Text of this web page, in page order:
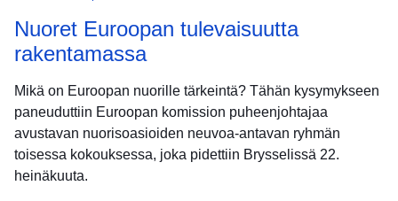
Nuoret Euroopan tulevaisuutta
rakentamassa
Mikä on Euroopan nuorille tärkeintä? Tähän kysymykseen
paneuduttiin Euroopan komission puheenjohtajaa
avustavan nuorisoasioiden neuvoa-antavan ryhmän
toisessa kokouksessa, joka pidettiin Brysselissä 22.
heinäkuuta.